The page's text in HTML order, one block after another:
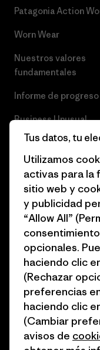
Patagonia Action
Worn Wear
Nuestros valores
fundamentales
Informe de progreso
Business Unusual
Objetivos
1% for the Planet
Cómo financiamos
Tarjetas regalo
Encuentra una tienda
© 2026 Patagonia, Inc.
Tus datos, tu
Utilizamos
activas para la
sitio web y
y publicidad
“Allow All”
opcionales.
haciendo clic
(Rechazar
preferencias
haciendo clic
(Cambiar
avisos de